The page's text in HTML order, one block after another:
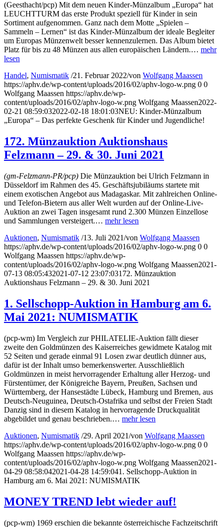
(Geesthacht/pcp) Mit dem neuen Kinder-Münzalbum „Europa“ hat
LEUCHTTURM das erste Produkt speziell für Kinder in sein
Sortiment aufgenommen. Ganz nach dem Motte „Spielen –
Sammeln – Lernen“ ist das Kinder-Münzalbum der ideale Begleiter
um Europas Münzenwelt besser kennenzulernen. Das Album bietet
Platz für bis zu 48 Münzen aus allen europäischen Ländern.… mehr
lesen
Handel, Numismatik /21. Februar 2022/von Wolfgang Maassen
https://aphv.de/wp-content/uploads/2016/02/aphv-logo-w.png 0 0
Wolfgang Maassen https://aphv.de/wp-
content/uploads/2016/02/aphv-logo-w.png Wolfgang Maassen2022-
02-21 08:59:032022-02-18 18:01:03NEU: Kinder-Münzalbum
„Europa“ – Das perfekte Geschenk für Kinder und Jugendliche!
172. Münzauktion Auktionshaus
Felzmann – 29. & 30. Juni 2021
(gm-Felzmann-PR/pcp) Die Münzauktion bei Ulrich Felzmann in
Düsseldorf im Rahmen des 45. Geschäftsjubiläums startete mit
einem exotischen Angebot aus Madagaskar. Mit zahlreichen Online-
und Telefon-Bietern aus aller Welt wurden auf der Online-Live-
Auktion an zwei Tagen insgesamt rund 2.300 Münzen Einzellose
und Sammlungen versteigert.… mehr lesen
Auktionen, Numismatik /13. Juli 2021/von Wolfgang Maassen
https://aphv.de/wp-content/uploads/2016/02/aphv-logo-w.png 0 0
Wolfgang Maassen https://aphv.de/wp-
content/uploads/2016/02/aphv-logo-w.png Wolfgang Maassen2021-
07-13 08:05:432021-07-12 23:07:03172. Münzauktion
Auktionshaus Felzmann – 29. & 30. Juni 2021
1. Sellschopp-Auktion in Hamburg am 6.
Mai 2021: NUMISMATIK
(pcp-wm) Im Vergleich zur PHILATELIE-Auktion fällt dieser
zweite den Goldmünzen des Kaiserreiches gewidmete Katalog mit
52 Seiten und gerade einmal 91 Losen zwar deutlich dünner aus,
dafür ist der Inhalt umso bemerkenswerter. Ausschließlich
Goldmünzen in meist hervorragender Erhaltung aller Herzog- und
Fürstentümer, der Königreiche Bayern, Preußen, Sachsen und
Württemberg, der Hansestädte Lübeck, Hamburg und Bremen, aus
Deutsch-Neuguinea, Deutsch-Ostafrika und selbst der Freien Stadt
Danzig sind in diesem Katalog in hervorragende Druckqualität
abgebildet und genau beschrieben.… mehr lesen
Auktionen, Numismatik /29. April 2021/von Wolfgang Maassen
https://aphv.de/wp-content/uploads/2016/02/aphv-logo-w.png 0 0
Wolfgang Maassen https://aphv.de/wp-
content/uploads/2016/02/aphv-logo-w.png Wolfgang Maassen2021-
04-29 08:58:042021-04-28 14:59:041. Sellschopp-Auktion in
Hamburg am 6. Mai 2021: NUMISMATIK
MONEY TREND lebt wieder auf!
(pcp-wm) 1969 erschien die bekannte österreichische Fachzeitschrift